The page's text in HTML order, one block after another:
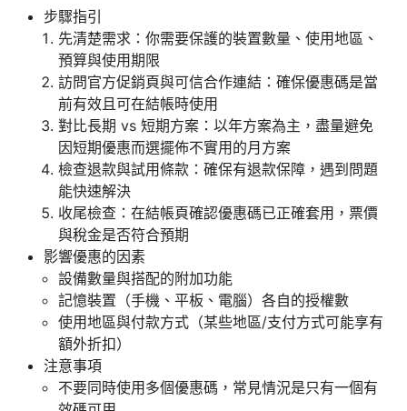
步驟指引
先清楚需求：你需要保護的裝置數量、使用地區、
預算與使用期限
訪問官方促銷頁與可信合作連結：確保優惠碼是當
前有效且可在結帳時使用
對比長期 vs 短期方案：以年方案為主，盡量避免
因短期優惠而選擺佈不實用的月方案
檢查退款與試用條款：確保有退款保障，遇到問題
能快速解決
收尾檢查：在結帳頁確認優惠碼已正確套用，票價
與稅金是否符合預期
影響優惠的因素
設備數量與搭配的附加功能
記憶裝置（手機、平板、電腦）各自的授權數
使用地區與付款方式（某些地區/支付方式可能享有
額外折扣）
注意事項
不要同時使用多個優惠碼，常見情況是只有一個有